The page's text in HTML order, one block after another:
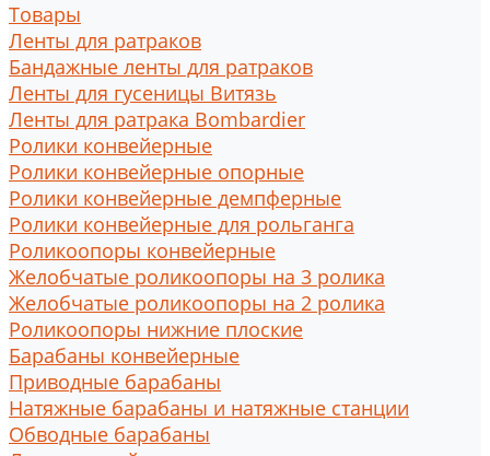
Товары
Ленты для ратраков
Бандажные ленты для ратраков
Ленты для гусеницы Витязь
Ленты для ратрака Bombardier
Ролики конвейерные
Ролики конвейерные опорные
Ролики конвейерные демпферные
Ролики конвейерные для рольганга
Роликоопоры конвейерные
Желобчатые роликоопоры на 3 ролика
Желобчатые роликоопоры на 2 ролика
Роликоопоры нижние плоские
Барабаны конвейерные
Приводные барабаны
Натяжные барабаны и натяжные станции
Обводные барабаны